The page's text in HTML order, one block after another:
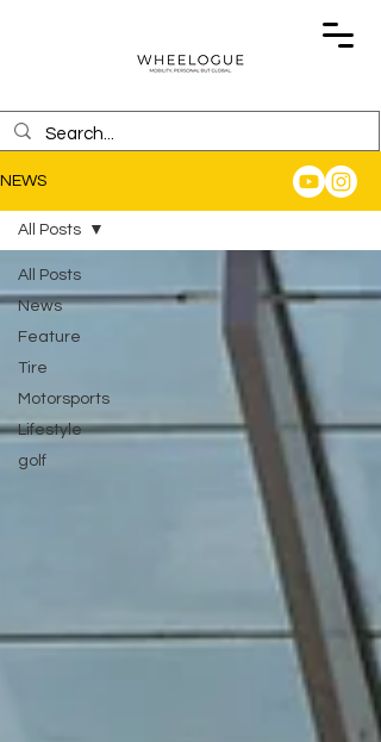
NEWS
All Posts
News
Feature
Tire
Motorsports
Lifestyle
golf
All Posts